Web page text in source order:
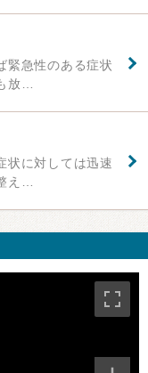
緊急性のある症状
放…
状に対しては迅速
え…